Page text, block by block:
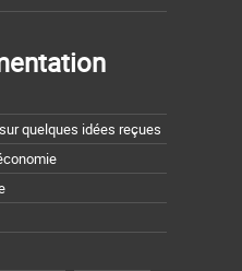
quelques idées reçues